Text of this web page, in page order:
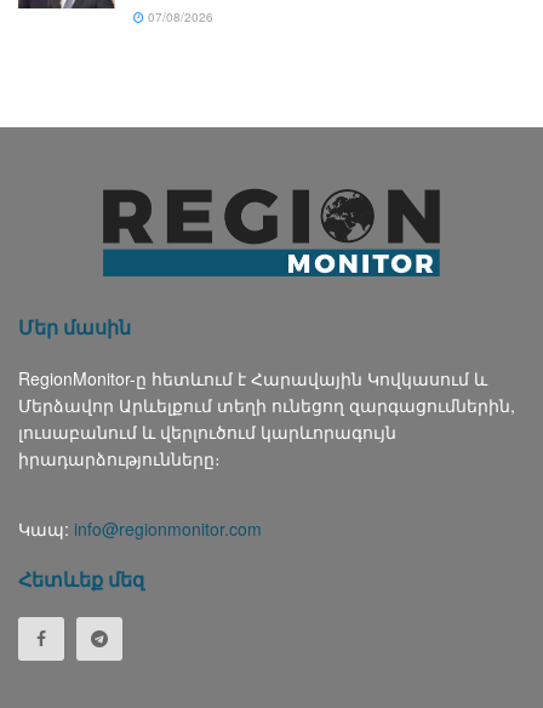
07/08/2026
Մեր մասին
RegionMonitor-ը հետևում է Հարավային Կովկասում և
Մերձավոր Արևելքում տեղի ունեցող զարգացումներին,
լուսաբանում և վերլուծում կարևորագույն
իրադարձությունները։
Կապ: info@regionmonitor.com
Հետևեք մեզ